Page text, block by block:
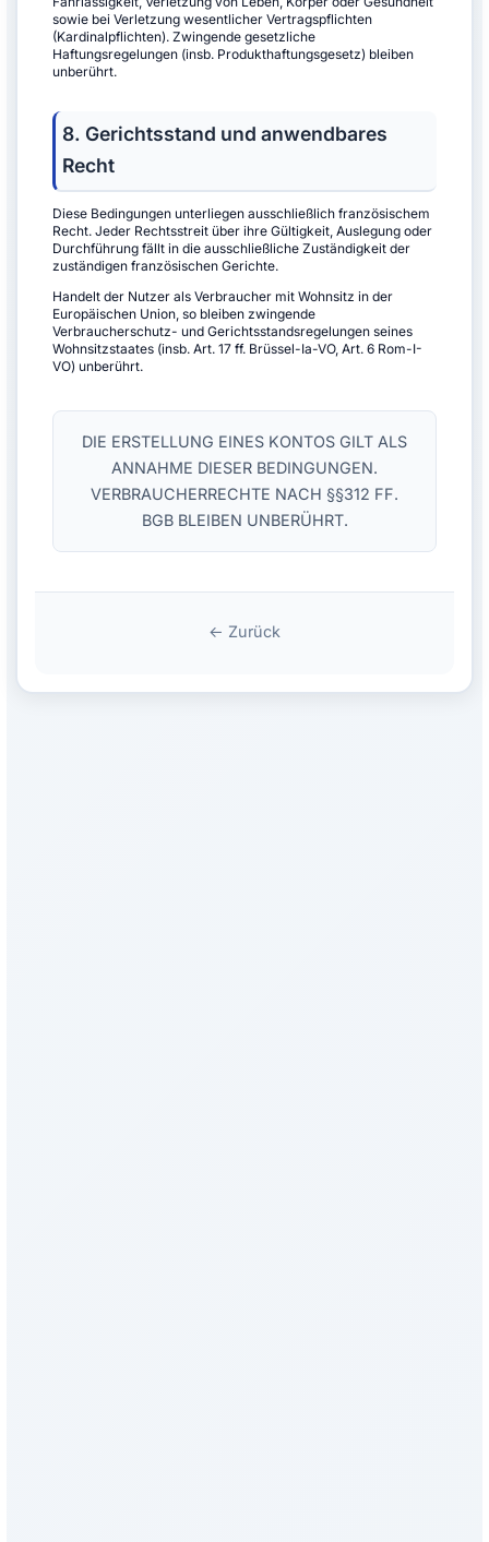
sowie bei Verletzung wesentlicher Vertragspflichten
(Kardinalpflichten). Zwingende gesetzliche
Haftungsregelungen (insb. Produkthaftungsgesetz) bleiben
unberührt.
8. Gerichtsstand und anwendbares
Recht
Diese Bedingungen unterliegen ausschließlich französischem
Recht. Jeder Rechtsstreit über ihre Gültigkeit, Auslegung oder
Durchführung fällt in die ausschließliche Zuständigkeit der
zuständigen französischen Gerichte.
Handelt der Nutzer als Verbraucher mit Wohnsitz in der
Europäischen Union, so bleiben zwingende
Verbraucherschutz- und Gerichtsstandsregelungen seines
Wohnsitzstaates (insb. Art. 17 ff. Brüssel-Ia-VO, Art. 6 Rom-I-
VO) unberührt.
DIE ERSTELLUNG EINES KONTOS GILT ALS
ANNAHME DIESER BEDINGUNGEN.
VERBRAUCHERRECHTE NACH §§312 FF.
BGB BLEIBEN UNBERÜHRT.
← Zurück